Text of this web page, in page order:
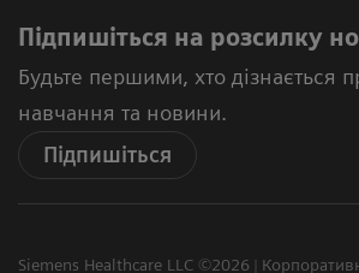
Підпишіться на розсилку
Будьте першими, хто дізнається
навчання та новини.
Підпишіться
Siemens Healthcare LLC ©2026